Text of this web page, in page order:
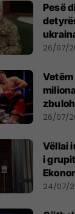
Pesë
26/07/
e
26/07/
Vëllai
i
24/07/